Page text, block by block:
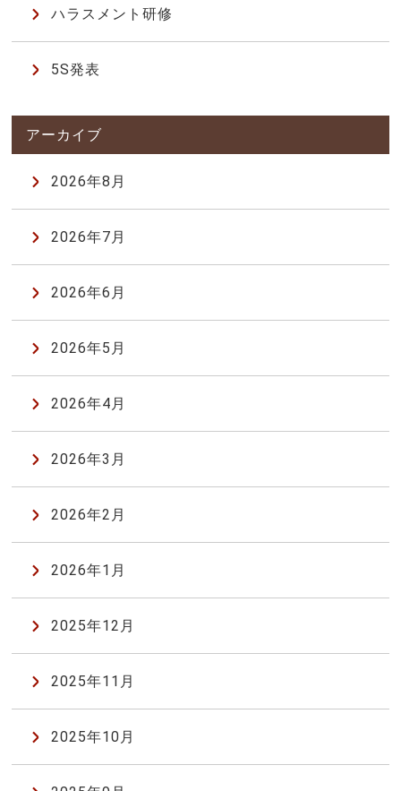
ハラスメント研修
5S発表
2026年8月
2026年7月
2026年6月
2026年5月
2026年4月
2026年3月
2026年2月
2026年1月
2025年12月
2025年11月
2025年10月